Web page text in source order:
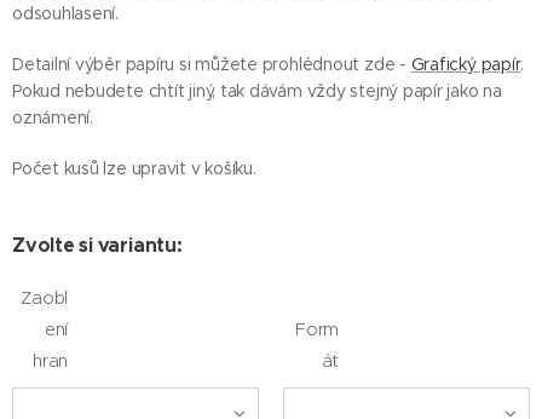
odsouhlasení.
Detailní výběr papíru si můžete prohlédnout zde - Grafický papír.
Pokud nebudete chtít jiný, tak dávám vždy stejný papír jako na
oznámení.
Počet kusů lze upravit v košíku.
Zvolte si variantu:
Zaobl
ení
hran
Form
át